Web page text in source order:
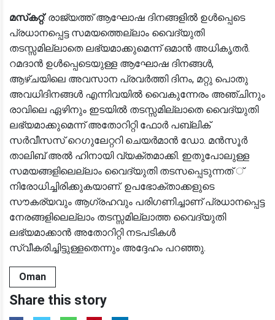
മസ്‌കറ്റ്: രാജ്യത്ത് ആഘോഷ ദിനങ്ങളില്‍ ഉള്‍പ്പെടെ
പ്രധാനപ്പെട്ട സമയത്തെല്ലാം വൈദ്യുതി
തടസ്സമില്ലാതെ ലഭ്യമാക്കുമെന്ന് ഒമാന്‍ അധികൃതര്‍.
റമദാന്‍ ഉള്‍പ്പെടെയുള്ള ആഘോഷ ദിനങ്ങള്‍,
ആഴ്ചയിലെ അവസാന പ്രവര്‍ത്തി ദിനം, മറ്റു പൊതു
അവധിദിനങ്ങള്‍ എന്നിവയില്‍ വൈകുന്നേരം അഞ്ചിനും
രാവിലെ ഏഴിനും ഇടയില്‍ തടസ്സമില്ലാതെ വൈദ്യുതി
ലഭ്യമാക്കുമെന്ന് അതോറിറ്റി ഫോര്‍ പബ്ലിക്
സര്‍വീസസ് റെഗുലേറ്ററി ചെയര്‍മാന്‍ ഡോ. മന്‍സൂര്‍
താലിബ് അല്‍ ഹിനായി വ്യക്തമാക്കി. ഇതുപോലുള്ള
സമയങ്ങളിലെല്ലാം വൈദ്യുതി തടസപ്പെടുന്നത് ്
നിരോധിച്ചിരിക്കുകയാണ്. ഉപഭോക്താക്കളുടെ
സൗകര്യവും ആഗ്രഹവും പരിഗണിച്ചാണ് പ്രധാനപ്പെട്ട
നേരങ്ങളിലെല്ലാം തടസ്സമില്ലാത്ത വൈദ്യുതി
ലഭ്യമാക്കാന്‍ അതോറിറ്റി നടപടികള്‍
സ്വീകരിച്ചിട്ടുള്ളതെന്നും അദ്ദേഹം പറഞ്ഞു.
Oman
Share this story